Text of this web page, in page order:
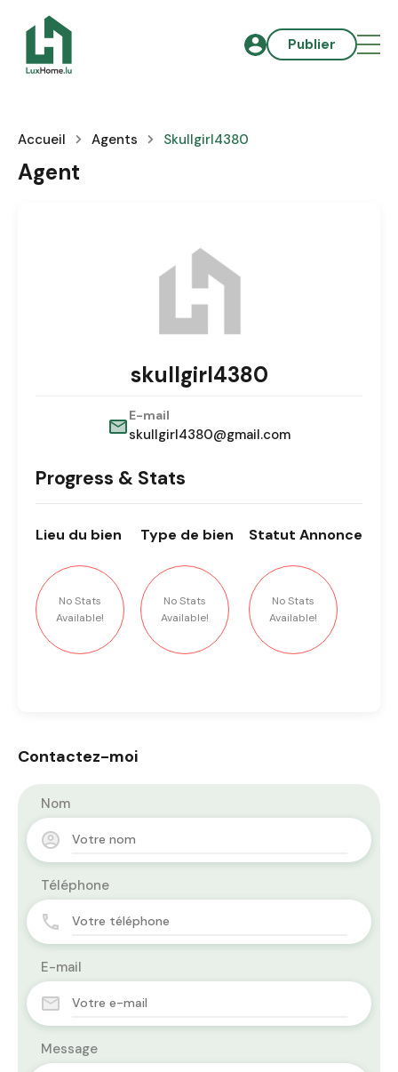
Publier
Accueil Agents Skullgirl4380
Agent
skullgirl4380
E-mail
skullgirl4380@gmail.com
Progress & Stats
Lieu du bien
No Stats
Available!
Type de bien
No Stats
Available!
Statut Annonce
No Stats
Available!
Contactez-moi
Nom
Téléphone
E-mail
Message